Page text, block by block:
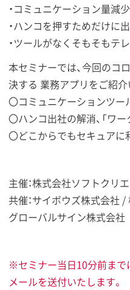
・コミュニケーション量減
・ハンコを押すためだけに
・ツールがなくそもそもテ
本セミナーでは、今回のコ
決する 業務アプリをご紹介
〇コミュニケーションツー
〇ハンコ出社の解消、「ワ
〇どこからでもセキュアに
主催：株式会社ソフトクリ
共催：サイボウズ株式会社
グローバルサイン株式会社
※セミナー当日10分前まで
メールを送付いたします。